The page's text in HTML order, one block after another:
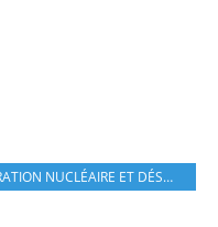
PROLIFÉRATION NUCLÉAIRE ET DÉSARMEMENT STRATÉGIQUE